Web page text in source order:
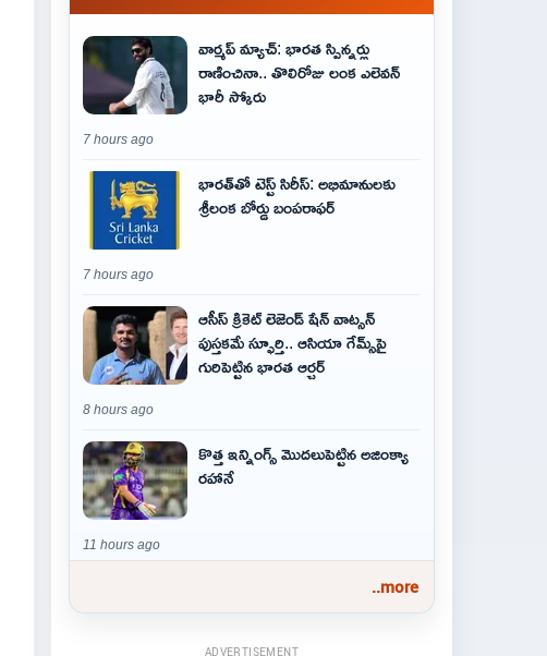
వార్మప్ మ్యాచ్: భారత స్పిన్నర్లు
రాణించినా.. తొలిరోజు లంక ఎలెవన్
భారీ స్కోరు
7 hours ago
భారత్‌తో టెస్ట్ సిరీస్: అభిమానులకు
శ్రీలంక బోర్డు బంపరాఫర్
7 hours ago
ఆసీస్ క్రికెట్ లెజెండ్ షేన్ వాట్సన్
పుస్తకమే స్ఫూర్తి.. ఆసియా గేమ్స్‌పై
గురిపెట్టిన భారత ఆర్చర్
8 hours ago
కొత్త ఇన్నింగ్స్ మొదలుపెట్టిన అజింక్యా
రహానే
11 hours ago
..more
ADVERTISEMENT